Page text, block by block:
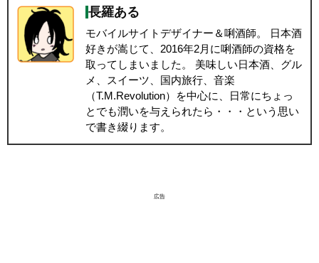
長羅ある
モバイルサイトデザイナー＆唎酒師。 日本酒
好きが嵩じて、2016年2月に唎酒師の資格を
取ってしまいました。 美味しい日本酒、グル
メ、スイーツ、国内旅行、音楽
（T.M.Revolution）を中心に、日常にちょっ
とでも潤いを与えられたら・・・という思い
で書き綴ります。
広告